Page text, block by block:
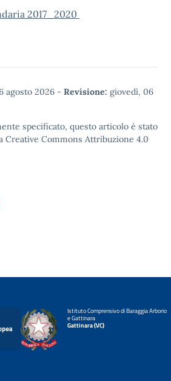
2017_2020
agosto 2026 - Revisione: giovedì, 06
specificato, questo articolo è stato
Creative Commons Attribuzione 4.0
Istituto Comprensivo di Baraggia Arborio
e Gattinara
Gattinara (VC)